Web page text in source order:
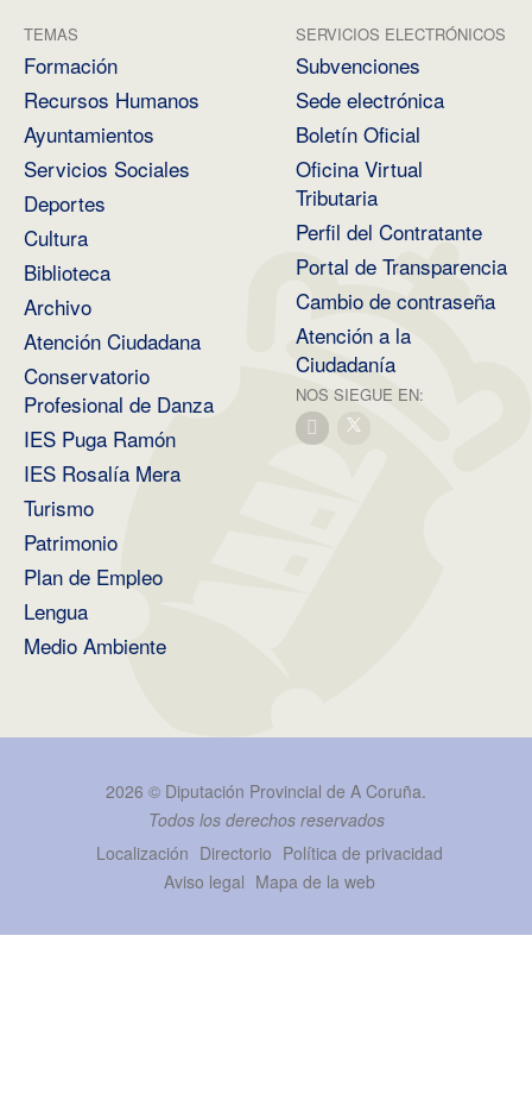
TEMAS
Formación
Recursos Humanos
Ayuntamientos
Servicios Sociales
Deportes
Cultura
Biblioteca
Archivo
Atención Ciudadana
Conservatorio
Profesional de Danza
IES Puga Ramón
IES Rosalía Mera
Turismo
Patrimonio
Plan de Empleo
Lengua
Medio Ambiente
SERVICIOS ELECTRÓNICOS
Subvenciones
Sede electrónica
Boletín Oficial
Oficina Virtual
Tributaria
Perfil del Contratante
Portal de Transparencia
Cambio de contraseña
Atención a la
Ciudadanía
NOS SIEGUE EN:
2026 © Diputación Provincial de A Coruña.
Todos los derechos reservados
Localización Directorio Política de privacidad
Aviso legal Mapa de la web